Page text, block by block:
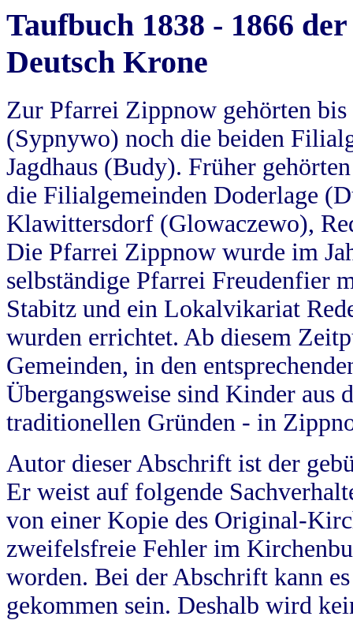
Taufbuch 1838 - 1866
Deutsch Krone
Zur Pfarrei Zippnow gehörten
(Sypnywo) noch die beiden
Jagdhaus (Budy). Früher
die Filialgemeinden Doderlage
Klawittersdorf (Glowaczewo),
Die Pfarrei Zippnow wurde im
selbständige Pfarrei Freudenfier
Stabitz und ein Lokalvikariat
wurden errichtet. Ab diesem
Gemeinden, in den
Übergangsweise sind Kinder aus
traditionellen Gründen - in
Autor dieser Abschrift ist der
Er weist auf folgende
von einer Kopie des Original-
zweifelsfreie Fehler im
worden. Bei der Abschrift kann
gekommen sein. Deshalb wird